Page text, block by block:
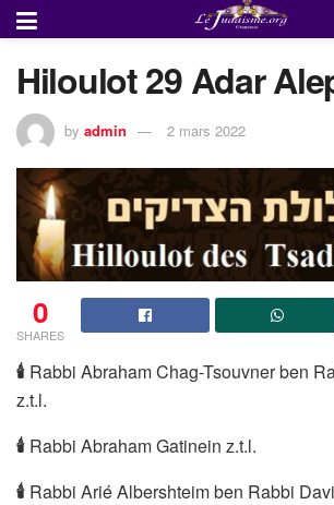
Hiloulot 29 Adar
by admin 2 mars 2022
0
SHARES
🕯 Rabbi Abraham Chag-Tsouvner ben
z.t.l.
🕯 Rabbi Abraham Gatinein z.t.l.
🕯 Rabbi Arié Albershteim ben Rabbi